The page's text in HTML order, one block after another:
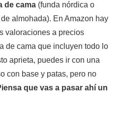
de cama (funda nórdica o
almohada). En Amazon hay
valoraciones a precios
de cama que incluyen todo lo
aprieta, puedes ir con una
con base y patas, pero no
que vas a pasar ahí un